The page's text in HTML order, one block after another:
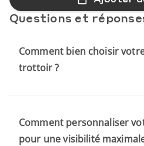
Questions et
Comment bien choisir
trottoir ?
Comment personnaliser
pour une visibilité